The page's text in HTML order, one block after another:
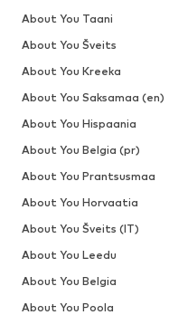
About You Taani
About You Šveits
About You Kreeka
About You Saksamaa (en)
About You Hispaania
About You Belgia (pr)
About You Prantsusmaa
About You Horvaatia
About You Šveits (IT)
About You Leedu
About You Belgia
About You Poola